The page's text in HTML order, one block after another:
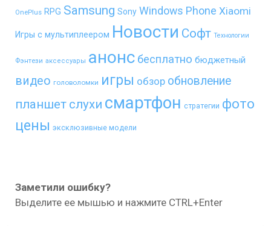
OnePlus RPG Samsung Sony Windows Phone Xiaomi
Игры с мультиплеером Новости Софт Технологии
Фэнтези аксессуары анонс бесплатно бюджетный
видео головоломки игры обзор обновление
планшет слухи смартфон стратегии фото
цены эксклюзивные модели
Заметили ошибку?
Выделите ее мышью и нажмите CTRL+Enter